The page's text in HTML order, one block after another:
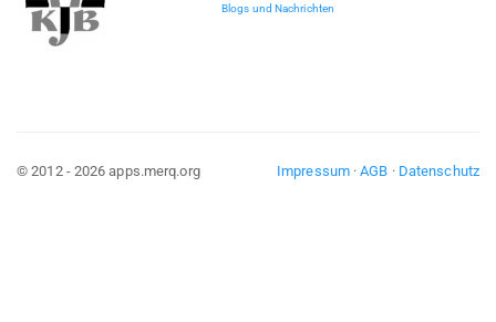
Blogs und Nachrichten
Impressum·AGB · Datenschutz
© 2012 - 2026 apps.merq.org